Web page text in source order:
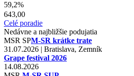
59,2%
643,00
Celé poradie
Nedávne a najbližšie podujatia
MSR SPM-SR krátke trate
31.07.2026 | Bratislava, Zemník
Grape festival 2026
14.08.2026